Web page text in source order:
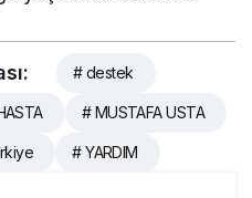
# destek
# MUSTAFA USTA
# YARDIM